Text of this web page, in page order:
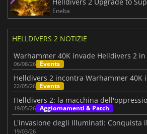
Eneba
HELLDIVERS 2 NOTIZIE
06/08/26 Events
22/05/26 Events
19/05/26 Aggiornamenti & Patch
19/03/26